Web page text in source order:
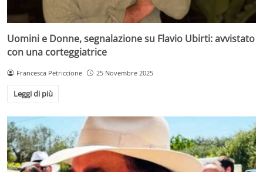
Uomini e Donne, segnalazione su Flavio Ubirti: avvistato
con una corteggiatrice
Francesca Petriccione 25 Novembre 2025
Leggi di più